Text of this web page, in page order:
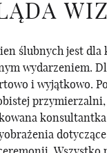
ślubnych jest dla
wydarzeniem.
i wyjątkowo.
konsultantka